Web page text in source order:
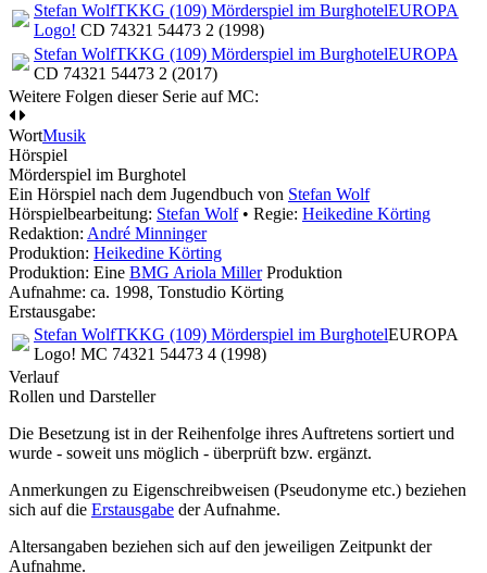
Stefan WolfTKKG (109) Mörderspiel im BurghotelEUROPA
Logo! CD 74321 54473 2 (1998)
Stefan WolfTKKG (109) Mörderspiel im BurghotelEUROPA
CD 74321 54473 2 (2017)
Weitere Folgen dieser Serie auf MC:
WortMusik
Hörspiel
Mörderspiel im Burghotel
Ein Hörspiel nach dem Jugendbuch von Stefan Wolf
Hörspielbearbeitung: Stefan Wolf• Regie: Heikedine Körting
Redaktion: André Minninger
Produktion: Heikedine Körting
Produktion: Eine BMG Ariola MillerProduktion
Aufnahme: ca. 1998, Tonstudio Körting
Erstausgabe:
Stefan WolfTKKG (109) Mörderspiel im BurghotelEUROPA
Logo! MC 74321 54473 4 (1998)
Verlauf
Rollen und Darsteller
Die Besetzung ist in derReihenfolge ihres Auftretens sortiert und
wurde - soweit uns möglich - überprüft bzw. ergänzt.
Anmerkungen zu Eigenschreibweisen (Pseudonyme etc.) beziehen
sich auf die Erstausgabe der Aufnahme.
Altersangaben beziehen sich auf den jeweiligen Zeitpunkt der
Aufnahme.